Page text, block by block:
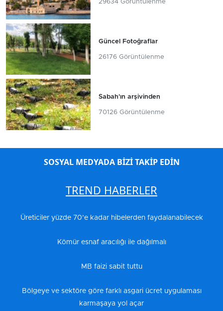
29634 Görüntülenme
Güncel Fotoğraflar
26176 Görüntülenme
Sabah'ın arşivinden
70126 Görüntülenme
SOSYAL MEDYADA BİZİ TAKİP EDİN
TREND HABERLER
Üreticiler yüzde 70’e kadar hibelerden faydalanabilecek
Kömür esnaf aracılığı ile dağılmalı
MB faizi sabit tuttu
Bölgeye ve sektöre göre farklı asgari ücret uygulaması
karmaşaya yol açar